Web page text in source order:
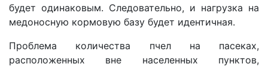
будет одинаковым. Следовательно, и нагрузка на
медоносную кормовую базу будет идентичная.
Проблема количества пчел на пасеках,
расположенных вне населенных пунктов,